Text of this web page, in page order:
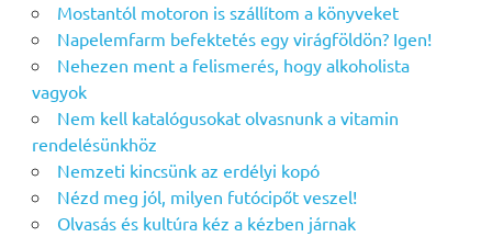
Mostantól motoron is szállítom a könyveket
Napelemfarm befektetés egy virágföldön? Igen!
Nehezen ment a felismerés, hogy alkoholista
vagyok
Nem kell katalógusokat olvasnunk a vitamin
rendelésünkhöz
Nemzeti kincsünk az erdélyi kopó
Nézd meg jól, milyen futócipőt veszel!
Olvasás és kultúra kéz a kézben járnak